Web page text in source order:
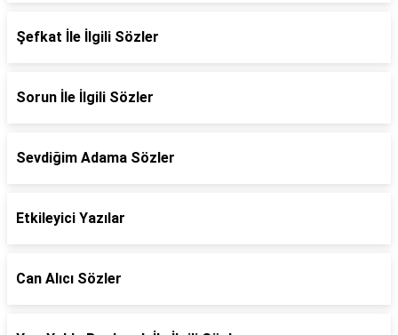
Şefkat İle İlgili Sözler
Sorun İle İlgili Sözler
Sevdiğim Adama Sözler
Etkileyici Yazılar
Can Alıcı Sözler